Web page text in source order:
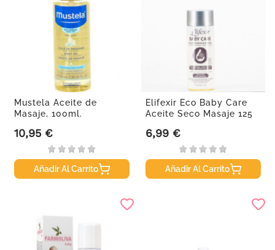
Mustela Aceite de
Masaje, 100ml.
Precio
10,95 €
Añadir Al Carrito
Elifexir Eco Baby Care
Aceite Seco Masaje 125
Precio
6,99 €
Añadir Al Carrito